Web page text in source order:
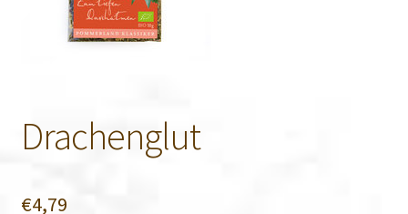
Drachenglut
€4,79